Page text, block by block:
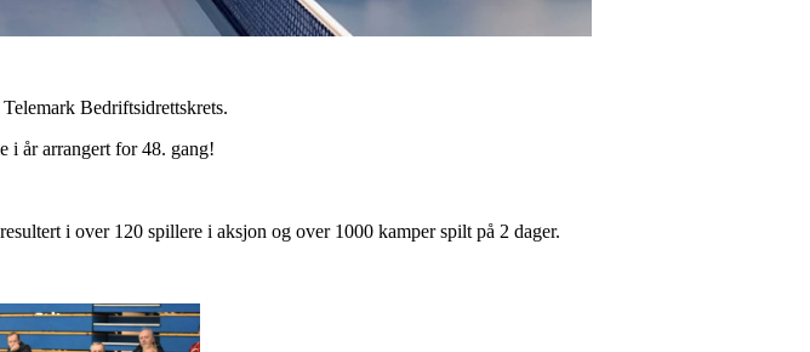
Bedriftsidrettskrets.
i år arrangert for 48. gang!
i over 120 spillere i aksjon og over 1000 kamper spilt på 2 dager.